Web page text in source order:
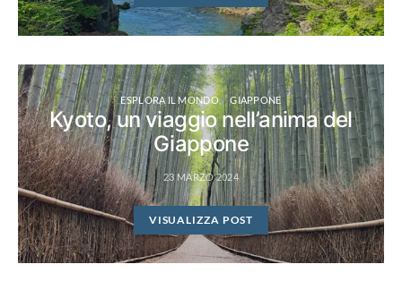
ESPLORA IL MONDO GIAPPONE
Kyoto, un viaggio nell’anima del
Giappone
23 MARZO 2024
VISUALIZZA POST